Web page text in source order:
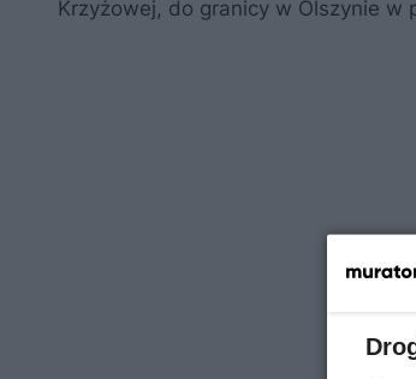
Krzyżowej, do granicy w Olszynie w